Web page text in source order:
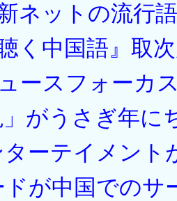
ネットの流行
く中国語』取
ースフォーカ
」がうさぎ年
ーテイメント
ドが中国でのサ